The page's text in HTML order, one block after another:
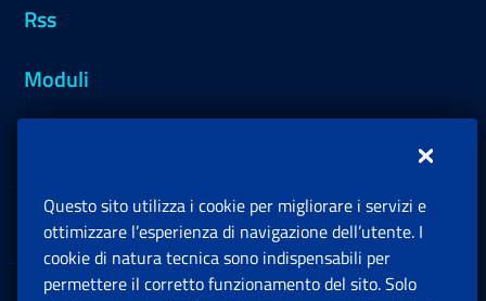
Rss
Moduli
Sedi e Contatti
Questo sito utilizza i cookie per migliorare i servizi e
ottimizzare l’esperienza di navigazione dell’utente. I
cookie di natura tecnica sono indispensabili per
permettere il corretto funzionamento del sito. Solo